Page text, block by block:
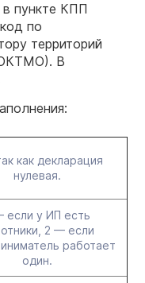
пункте КПП
по
территорий
В
как декларация
нулевая.
если у ИП есть
2 — если
работает
один.